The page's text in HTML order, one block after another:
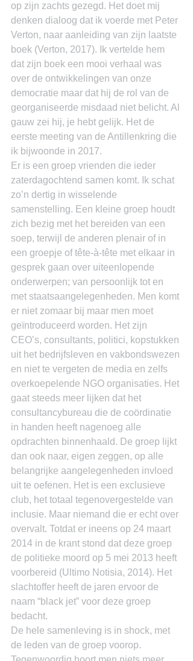
op zijn zachts gezegd. Het doet mij
denken dialoog dat ik voerde met Peter
Verton, naar aanleiding van zijn laatste
boek (Verton, 2017). Ik vertelde hem
dat zijn boek een mooi verhaal was
over de ontwikkelingen van onze
democratie maar dat hij de rol van de
georganiseerde misdaad niet belicht. Al
gauw zei hij, je hebt gelijk. Het de
eerste meeting van de Antillenkring die
ik bijwoonde in 2017.
Er is een groep vrienden die ieder
zaterdagochtend samen komt. Ik schat
zo’n dertig in wisselende
samenstelling. Een kleine groep houdt
zich bezig met het bereiden van een
soep, terwijl de anderen plenair of in
een groepje of tête-à-tête met elkaar in
gesprek gaan over uiteenlopende
onderwerpen; van persoonlijk tot en
met staatsaangelegenheden. Men komt
er niet zomaar bij maar men moet
geïntroduceerd worden. Het zijn
CEO’s, consultants, politici, kopstukken
uit het bedrijfsleven en vakbondswezen
en niet te vergeten de media en zelfs
overkoepelende NGO organisaties. Het
gaat steeds meer lijken dat het
consultancybureau die de coördinatie
in handen heeft nagenoeg alle
opdrachten binnenhaald. De groep lijkt
dan ook naar, eigen zeggen, op alle
belangrijke aangelegenheden invloed
uit te oefenen. Het is een exclusieve
club, het totaal tegenovergestelde van
inclusie. Maar niemand die er echt over
overvalt. Totdat er ineens op 24 maart
2014 in de krant stond dat deze groep
de politieke moord op 5 mei 2013 heeft
voorbereid (Ultimo Notisia, 2014). Het
slachtoffer heeft de jaren ervoor de
naam “black jet” voor deze groep
bedacht.
De hele samenleving is in shock, met
de leden van de groep voorop.